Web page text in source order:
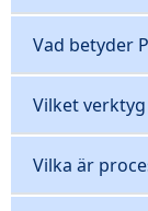
Vad betyder
Vilket
Vilka är